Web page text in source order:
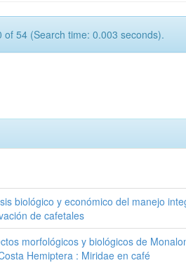
of 54 (Search time: 0.003 seconds).
biológico y económico del manejo
de cafetales
morfológicos y biológicos de
Hemiptera : Miridae en café